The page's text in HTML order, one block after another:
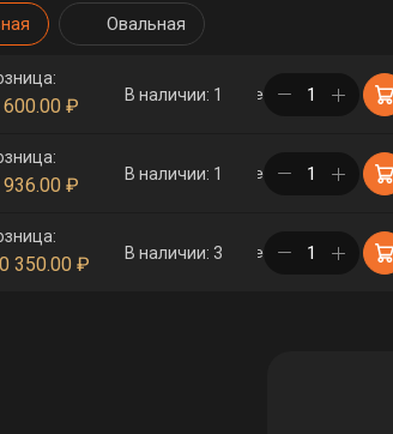
Овальная
₽
В наличии: 1в корзине
936.00 ₽
В наличии: 1в корзине
350.00 ₽
В наличии: 3в корзине